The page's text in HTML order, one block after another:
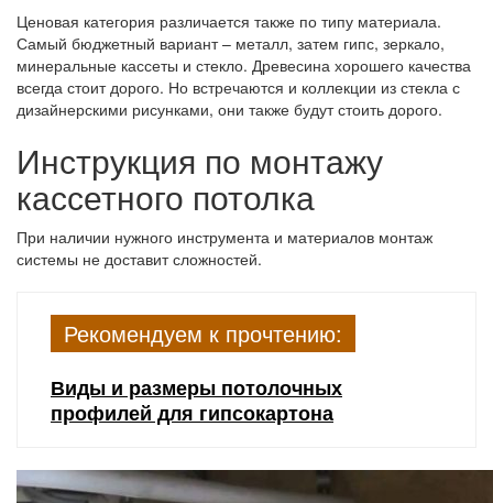
Ценовая категория различается также по типу материала.
Самый бюджетный вариант – металл, затем гипс, зеркало,
минеральные кассеты и стекло. Древесина хорошего качества
всегда стоит дорого. Но встречаются и коллекции из стекла с
дизайнерскими рисунками, они также будут стоить дорого.
Инструкция по монтажу
кассетного потолка
При наличии нужного инструмента и материалов монтаж
системы не доставит сложностей.
Рекомендуем к прочтению:
Виды и размеры потолочных
профилей для гипсокартона